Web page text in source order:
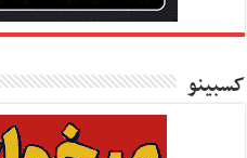
کسبینو